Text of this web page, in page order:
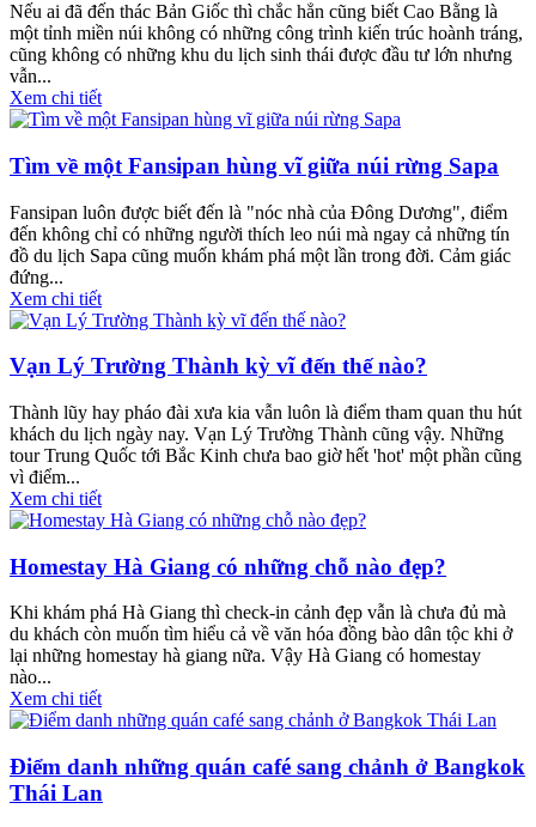
Nếu ai đã đến thác Bản Giốc thì chắc hẳn cũng biết Cao Bằng là
một tỉnh miền núi không có những công trình kiến trúc hoành tráng,
cũng không có những khu du lịch sinh thái được đầu tư lớn nhưng
vẫn...
Xem chi tiết
Tìm về một Fansipan hùng vĩ giữa núi rừng Sapa
Fansipan luôn được biết đến là "nóc nhà của Đông Dương", điểm
đến không chỉ có những người thích leo núi mà ngay cả những tín
đồ du lịch Sapa cũng muốn khám phá một lần trong đời. Cảm giác
đứng...
Xem chi tiết
Vạn Lý Trường Thành kỳ vĩ đến thế nào?
Thành lũy hay pháo đài xưa kia vẫn luôn là điểm tham quan thu hút
khách du lịch ngày nay. Vạn Lý Trường Thành cũng vậy. Những
tour Trung Quốc tới Bắc Kinh chưa bao giờ hết 'hot' một phần cũng
vì điểm...
Xem chi tiết
Homestay Hà Giang có những chỗ nào đẹp?
Khi khám phá Hà Giang thì check-in cảnh đẹp vẫn là chưa đủ mà
du khách còn muốn tìm hiểu cả về văn hóa đồng bào dân tộc khi ở
lại những homestay hà giang nữa. Vậy Hà Giang có homestay
nào...
Xem chi tiết
Điểm danh những quán café sang chảnh ở Bangkok
Thái Lan